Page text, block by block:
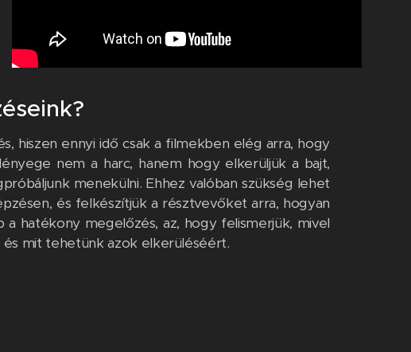
hiszen ennyi idő csak a filmekben elég arra, hogy
nem a harc, hanem hogy elkerüljük a bajt,
menekülni. Ehhez valóban szükség lehet
és felkészítjük a résztvevőket arra, hogyan
hatékony megelőzés, az, hogy felismerjük, mivel
és mit tehetünk azok elkerüléséért.